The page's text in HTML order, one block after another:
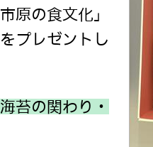
原の食文化」
プレゼントし
苔の関わり・